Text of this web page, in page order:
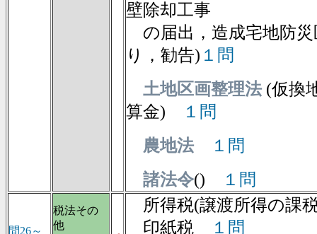
壁除却工事
の届出，造成宅地防災
り，勧告) １問
土地区画整理法 (仮換
算金)
１問
農地法
１問
諸法令() １問
問26～
税法その
他
所得税(譲渡所得の
印紙税
１問